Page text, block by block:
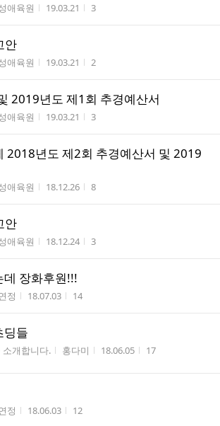
자
애육원 작성시간
19.03.21 조회수
3
안
자
애육원 작성시간
19.03.21 조회수
2
2019년도 제1회 추경예산서
자
애육원 작성시간
19.03.21 조회수
3
2018년도 제2회 추경예산서 및 2019
자
애육원 작성시간
18.12.26 조회수
8
안
자
애육원 작성시간
18.12.24 조회수
3
데 장화후원!!!
자
정 작성시간
18.07.03 조회수
14
딩들
소개합니다. 작성자
홍다미 작성시간
18.06.05 조회수
17
자
정 작성시간
18.06.03 조회수
12